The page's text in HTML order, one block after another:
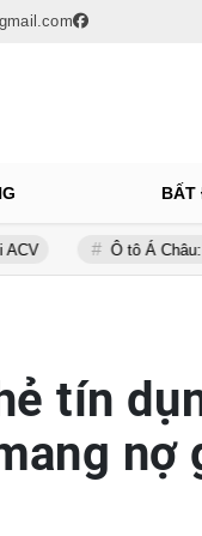
BẤT
Ô tô Á Châu: Nhà phân
tín
nợ